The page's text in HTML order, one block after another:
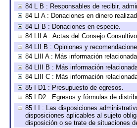
84 L B : Responsables de recibir,
84 LI A : Donaciones en dinero
84 LI B : Donaciones en especie.
84 LII A : Actas del Consejo
84 LII B : Opiniones y
84 LIII A : Más información
84 LIII B : Más información
84 LIII C : Más información
85 I D1 : Presupuesto de egresos.
85 I D2 : Egresos y fórmulas de
85 I I : Las disposiciones
disposiciones aplicables al sujeto
disposición o se trate de situaciones